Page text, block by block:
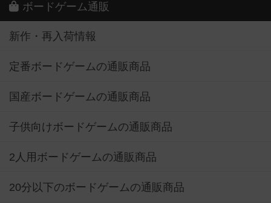
ボードゲーム通販
新作・再入荷情報
定番ボードゲームの通販商品
国産ボードゲームの通販商品
子供向けボードゲームの通販商品
2人用ボードゲームの通販商品
20分以下のボードゲームの通販商品